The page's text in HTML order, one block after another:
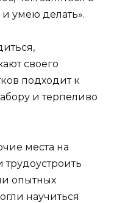
умею делать».
своего
подходит к
и терпеливо
места на
трудоустроить
опытных
научиться